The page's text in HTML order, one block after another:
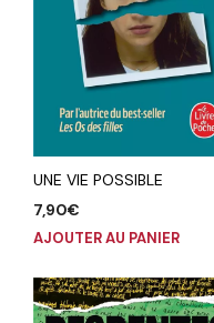
UNE VIE POSSIBLE
7,90€
AJOUTER AU PANIER